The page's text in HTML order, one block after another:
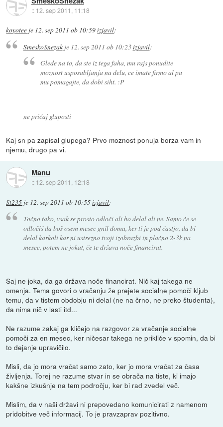
:: 12. sep 2011, 11:18
koyotee je 12. sep 2011 ob 10:59izjavil:
SmeskoSnezakje 12. sep 2011 ob 10:23izjavil:
Glede na to, da ste iz tega faha, mu rajs ponudite
moznost usposabljanja na delu, ce imate firmo al pa
mu pomagajte, da dobi siht. :P
ne pričaj gluposti
Kaj sn pa zapisal glupega? Prvo moznost ponuja borza vam in
njemu, drugo pa vi.
Manu
:: 12. sep 2011, 12:18
St235 je 12. sep 2011 ob 10:55izjavil:
Točno tako, vsak se prosto odloči ali bo delal ali ne. Samo če se
odločiš da boš osem mesec gnil doma, ker ti je pod častjo, da bi
delal karkoli kar ni ustrezno tvoji izobrazbi in plačno 2-3k na
mesec, potem ne jokat, če te država noče financirat.
Saj ne joka, da ga država noče financirat. Nič kaj takega ne
omenja. Tema govori o vračanju že prejete socialne pomoči kljub
temu, da v tistem obdobju ni delal (ne na črno, ne preko študenta),
da nima nič v lasti itd...
Ne razume zakaj ga kličejo na razgovor za vračanje socialne
pomoči za en mesec, ker ničesar takega ne prikliče v spomin, da bi
to dejanje upravičilo.
Misli, da jo mora vračat samo zato, ker jo mora vračat za časa
življenja. Torej ne razume stvar in se obrača na tiste, ki imajo
kakšne izkušnje na tem področju, ker bi rad zvedel več.
Mislim, da v naši državi ni prepovedano komunicirati z namenom
pridobitve več informacij. To je pravzaprav pozitivno.